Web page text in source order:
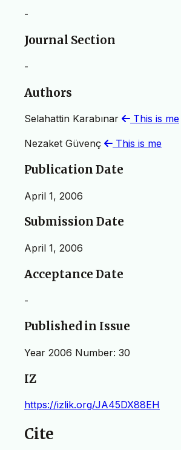
-
Journal Section
-
Authors
Selahattin Karabınar This is me
Nezaket Güvenç This is me
Publication Date
April 1, 2006
Submission Date
April 1, 2006
Acceptance Date
-
Published in Issue
Year 2006 Number: 30
IZ
https://izlik.org/JA45DX88EH
Cite